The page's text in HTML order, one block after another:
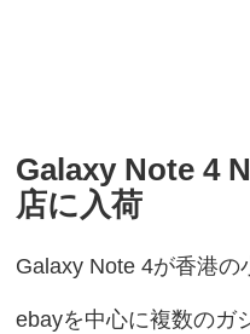
Galaxy Note 4
店に入荷
Galaxy Note 4が香港の
ebayを中心に複数のガ